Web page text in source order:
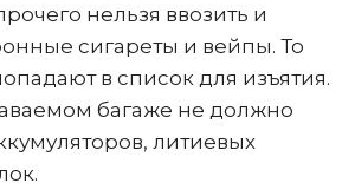
нельзя ввозить и
сигареты и вейпы. То
в список для изъятия.
багаже не должно
литиевых